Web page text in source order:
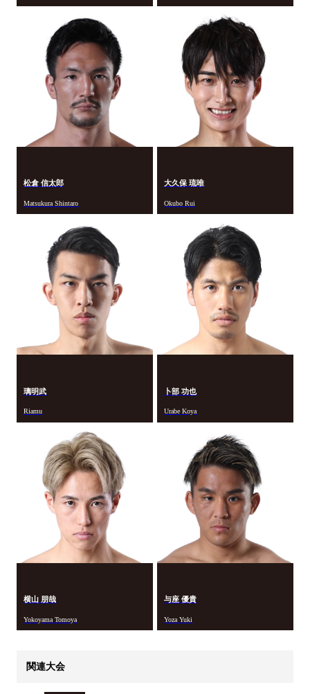
松倉 信太郎
Matsukura Shintaro
大久保 琉唯
Okubo Rui
璃明武
Riamu
卜部 功也
Urabe Koya
横山 朋哉
Yokoyama Tomoya
与座 優貴
Yoza Yuki
関連大会